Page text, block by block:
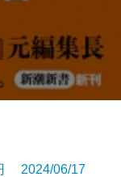
2024/06/17